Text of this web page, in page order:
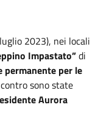
2023), nei locali
Impastato”di
permanente per le
sono state
Aurora